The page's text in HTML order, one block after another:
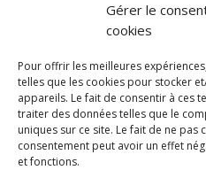
Gérer le
cookies
Pour offrir les meilleures
telles que les cookies pour stocker
appareils. Le fait de consentir à ces
traiter des données telles que le
uniques sur ce site. Le fait de ne
consentement peut avoir un effet
et fonctions.
FAIRE UN DON